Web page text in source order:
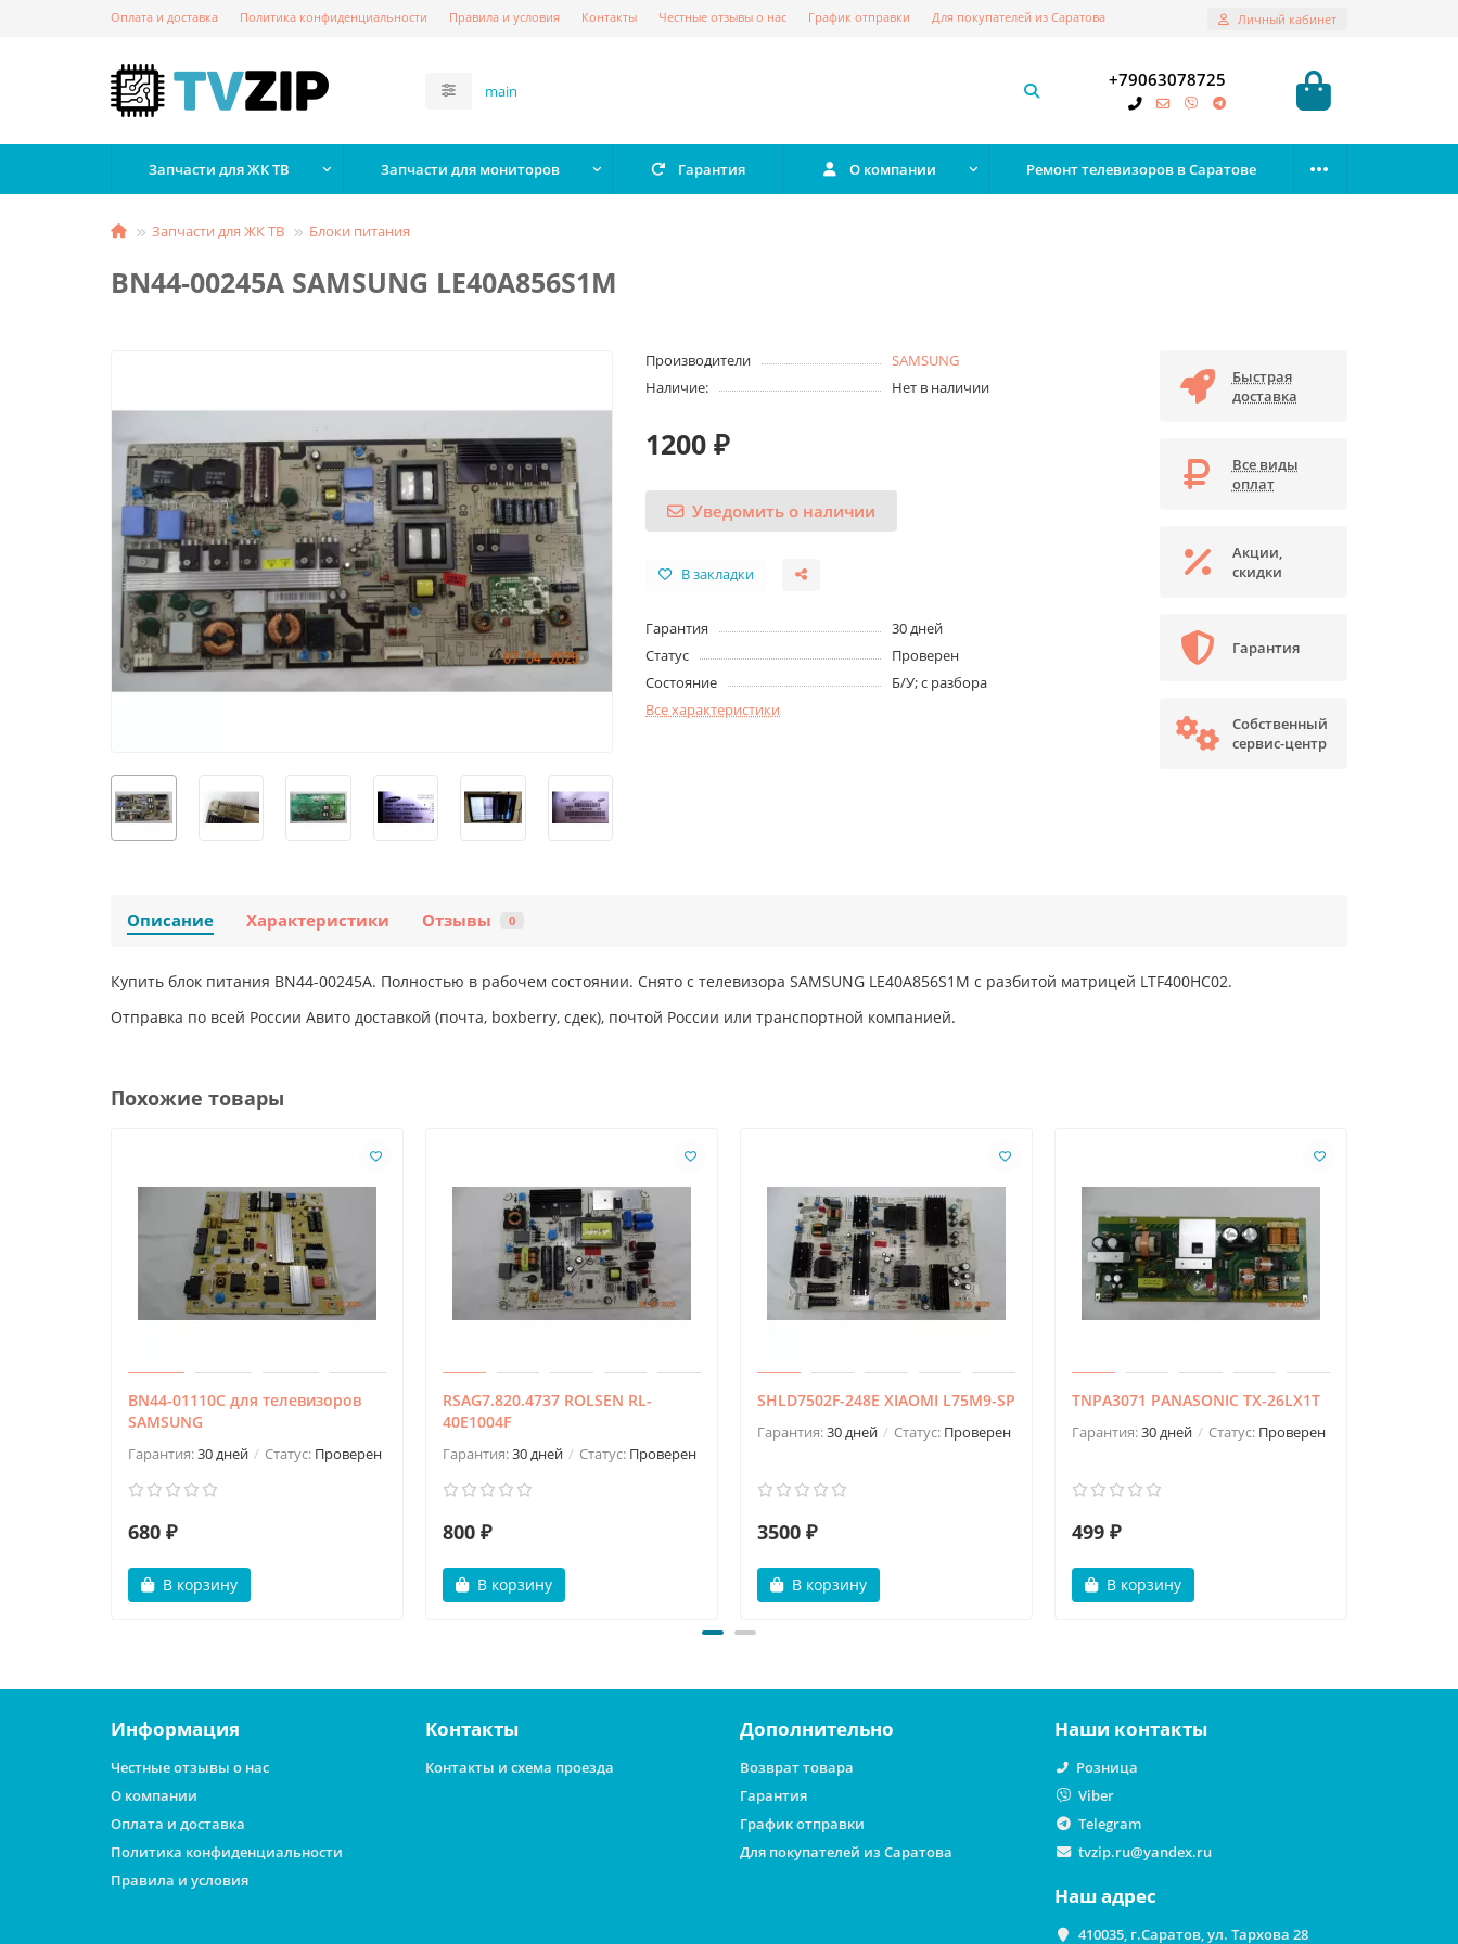
Оплата и доставка Политика конфиденциальности Правила и условия Контакты Честные отзывы о нас График отправки Для покупателей из Саратова Личный кабинет
+79063078725
Запчасти для ЖК ТВ Запчасти для мониторов Гарантия О компании Ремонт телевизоров в Саратове
Запчасти для ЖК ТВ Блоки питания
BN44-00245A SAMSUNG LE40A856S1M
Производители
SAMSUNG
Наличие:
Нет в наличии
1200 ₽
Уведомить о наличии
В закладки
Гарантия
30 дней
Статус
Проверен
Состояние
Б/У; с разбора
Все характеристики
Быстрая
доставка
Все виды
оплат
Акции,
скидки
Гарантия
Собственный
сервис-центр
Описание Характеристики Отзывы 0
Купить блок питания BN44-00245A. Полностью в рабочем состоянии. Снято с телевизора SAMSUNG LE40A856S1M с разбитой матрицей LTF400HC02.
Отправка по всей России Авито доставкой (почта, boxberry, сдек), почтой России или транспортной компанией.
Похожие товары
BN44-01110C для телевизоров
SAMSUNG
Гарантия:30 дней Статус: Проверен
680 ₽
В корзину
RSAG7.820.4737 ROLSEN RL-
40E1004F
Гарантия:30 дней Статус: Проверен
800 ₽
В корзину
SHLD7502F-248E XIAOMI L75M9-SP
Гарантия:30 дней Статус: Проверен
3500 ₽
В корзину
TNPA3071 PANASONIC TX-26LX1T
Гарантия:30 дней Статус: Проверен
499 ₽
В корзину
Информация
Честные отзывы о нас
О компании
Оплата и доставка
Политика конфиденциальности
Правила и условия
Контакты
Контакты и схема проезда
Дополнительно
Возврат товара
Гарантия
График отправки
Для покупателей из Саратова
Наши контакты
Розница
Viber
Telegram
tvzip.ru@yandex.ru
Наш адрес
410035, г.Саратов, ул. Тархова 28